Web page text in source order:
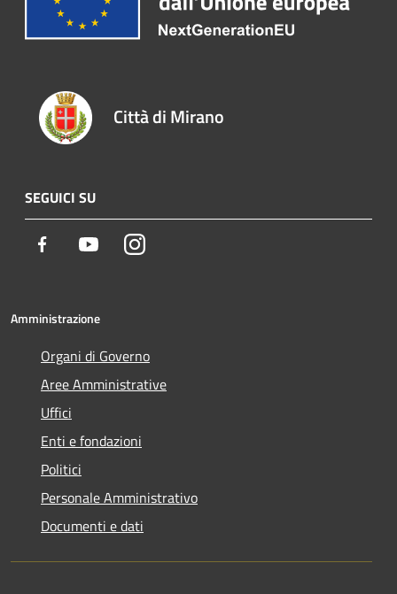
Città di Mirano
SEGUICI SU
Facebook YoutubeInstagram
Amministrazione
Organi di Governo
Aree Amministrative
Uffici
Enti e fondazioni
Politici
Personale Amministrativo
Documenti e dati